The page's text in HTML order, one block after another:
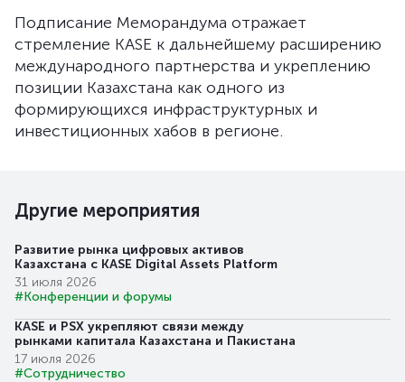
Подписание Меморандума отражает
стремление KASE к дальнейшему расширению
международного партнерства и укреплению
позиции Казахстана как одного из
формирующихся инфраструктурных и
инвестиционных хабов в регионе.
Другие мероприятия
Развитие рынка цифровых активов
Казахстана с KASE Digital Assets Platform
31 июля 2026
#Конференции и форумы
KASE и PSX укрепляют связи между
рынками капитала Казахстана и Пакистана
17 июля 2026
#Сотрудничество